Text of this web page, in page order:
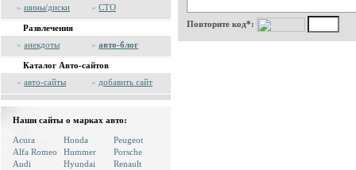
» шины/диски » СТО
Развлечения
» анекдоты » авто-блог
Каталог Авто-сайтов
» авто-сайты » добавить сайт
Наши сайты о марках авто:
Acura
Alfa Romeo
Audi
Honda
Hummer
Hyundai
Peugeot
Porsche
Renault
Повторите код*: